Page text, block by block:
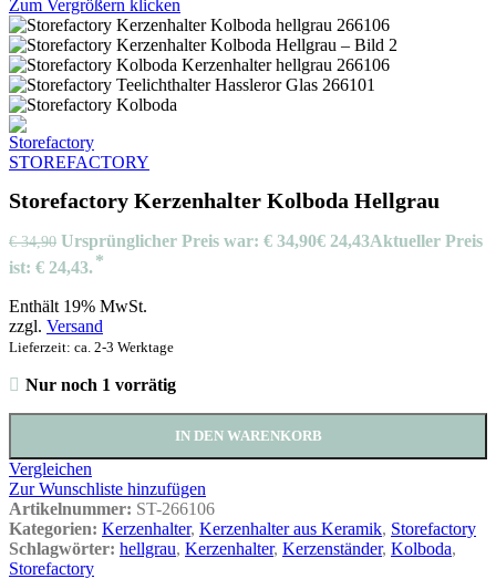
Zum Vergrößern klicken
STOREFACTORY
Storefactory Kerzenhalter Kolboda Hellgrau
€34,90 Ursprünglicher Preis war: € 34,90€ 24,43Aktueller Preis
ist: € 24,43.
Enthält 19% MwSt.
zzgl. Versand
Lieferzeit: ca. 2-3 Werktage
Nur noch 1 vorrätig
IN DEN WARENKORB
Vergleichen
Zur Wunschliste hinzufügen
Artikelnummer: ST-266106
Kategorien: Kerzenhalter, Kerzenhalter aus Keramik, Storefactory
Schlagwörter: hellgrau, Kerzenhalter, Kerzenständer, Kolboda,
Storefactory